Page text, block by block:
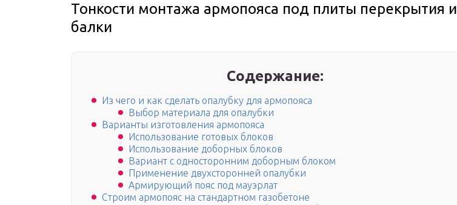
Тонкости монтажа армопояса под плиты перекрытия и
балки
Содержание:
Из чего и как сделать опалубку для армопояса
Выбор материала для опалубки
Варианты изготовления армопояса
Использование готовых блоков
Использование доборных блоков
Вариант с односторонним доборным блоком
Применение двухсторонней опалубки
Армирующий пояс под мауэрлат
Строим армопояс на стандартном газобетоне